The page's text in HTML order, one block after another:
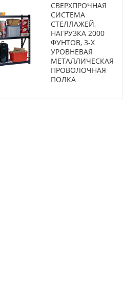
СВЕРХПРОЧНАЯ
СИСТЕМА
СТЕЛЛАЖЕЙ,
НАГРУЗКА 2000
ФУНТОВ, 3-Х
УРОВНЕВАЯ
МЕТАЛЛИЧЕСКАЯ
ПРОВОЛОЧНАЯ
ПОЛКА